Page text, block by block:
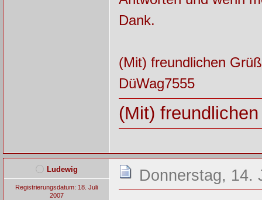
Dank.
(Mit) freundlichen
DüWag7555
(Mit)
Ludewig
Registrierungsdatum: 18. Juli
2007
Donnerstag, 14.